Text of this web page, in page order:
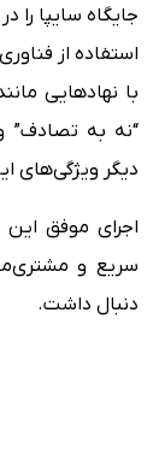
جایگاه سایپا
استفاده از
با نهادهایی
“نه به تصادف”
دیگر ویژگی‌های
اجرای موفق
سریع و
دنبال داشت.